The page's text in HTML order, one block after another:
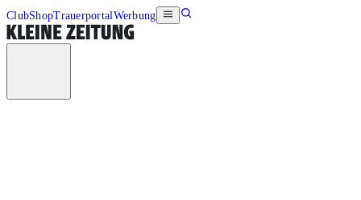
ClubShopTrauerportalWerbung